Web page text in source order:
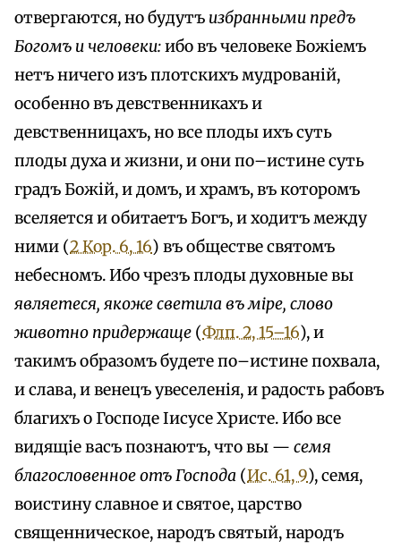
отвергаются, но будутъ избранными предъ
Богомъ и человеки:ибо въ человеке Божіемъ
нетъ ничего изъ плотскихъ мудрованій,
особенно въ девственникахъ и
девственницахъ, но все плоды ихъ суть
плоды духа и жизни, и они по–истине суть
градъ Божій, и домъ, и храмъ, въ которомъ
вселяется и обитаетъ Богъ, и ходитъ между
ними (2 Кор. 6, 16) въ обществе святомъ
небесномъ. Ибо чрезъ плоды духовные вы
являетеся, якоже светила въ міре, слово
животно придержаще (Флп. 2, 15–16), и
такимъ образомъ будете по–истине похвала,
и слава, и венецъ увеселенія, и радость рабовъ
благихъ о Господе Іисусе Христе. Ибо все
видящіе васъ познаютъ, что вы — семя
благословенное отъ Господа (Ис. 61, 9), семя,
воистину славное и святое, царство
священническое, народъ святый, народъ